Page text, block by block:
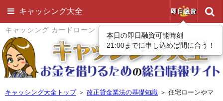
本日の即日融資可能時刻
21:00までに申し込めば間に合う！
キャッシング大全 即日融資
キャッシング カードローン
キャッシング大全トップ＞ 改正貸金業法の基礎知識 ＞ 住宅ローンやマ